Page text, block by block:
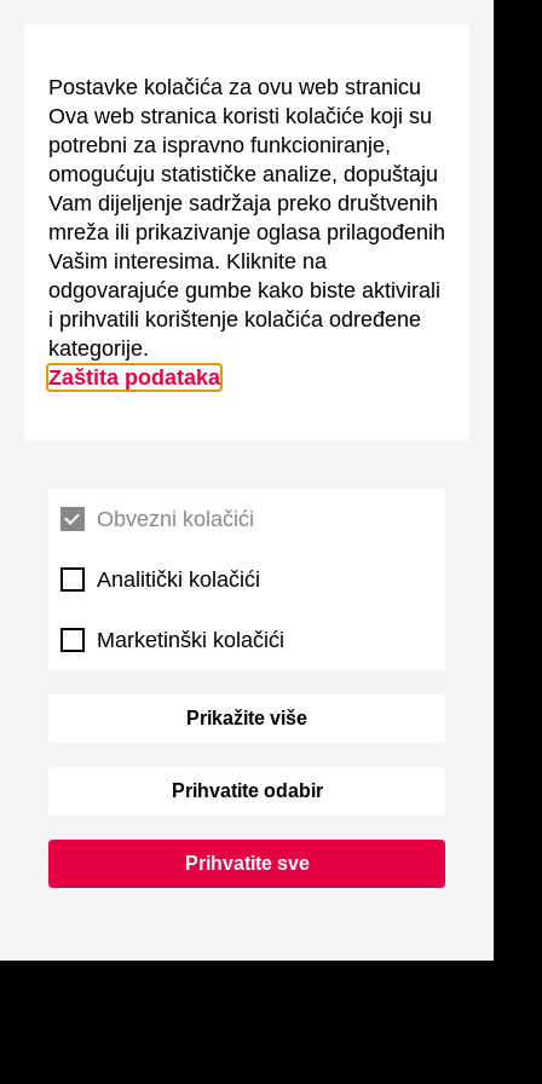
Postavke kolačića za ovu web stranicu
Ova web stranica koristi kolačiće koji su
potrebni za ispravno funkcioniranje,
omogućuju statističke analize, dopuštaju
Vam dijeljenje sadržaja preko društvenih
mreža ili prikazivanje oglasa prilagođenih
Vašim interesima. Kliknite na
odgovarajuće gumbe kako biste aktivirali
i prihvatili korištenje kolačića određene
kategorije.
Zaštita podataka
Obvezni kolačići
Analitički kolačići
Marketinški kolačići
Prikažite više
Prihvatite odabir
Prihvatite sve